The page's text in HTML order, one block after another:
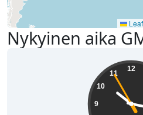
Nykyinen aika
12
9
10
11